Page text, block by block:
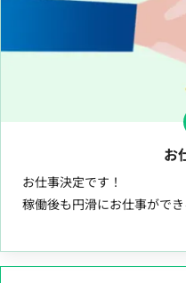
お
お仕事決定です！
稼働後も円滑にお仕事がで